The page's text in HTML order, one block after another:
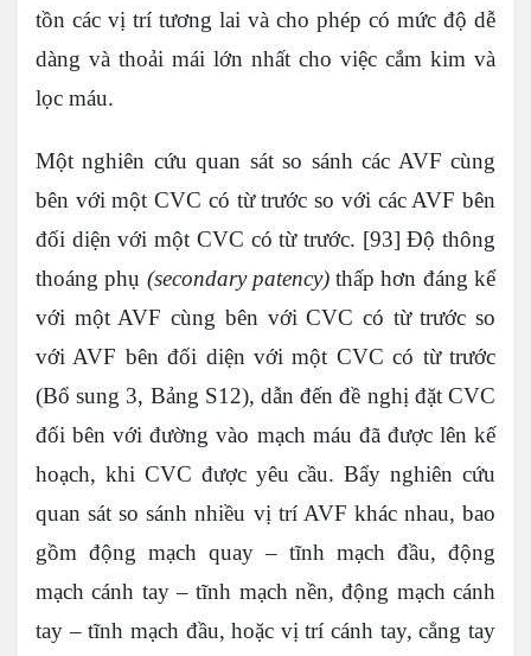
tồn các vị trí tương lai và cho phép có mức độ dễ
dàng và thoải mái lớn nhất cho việc cắm kim và
lọc máu.
Một nghiên cứu quan sát so sánh các AVF cùng
bên với một CVC có từ trước so với các AVF bên
đối diện với một CVC có từ trước. [93] Độ thông
thoáng phụ (secondary patency)thấp hơn đáng kể
với một AVF cùng bên với CVC có từ trước so
với AVF bên đối diện với một CVC có từ trước
(Bổ sung 3, Bảng S12), dẫn đến đề nghị đặt CVC
đối bên với đường vào mạch máu đã được lên kế
hoạch, khi CVC được yêu cầu. Bẩy nghiên cứu
quan sát so sánh nhiều vị trí AVF khác nhau, bao
gồm động mạch quay – tĩnh mạch đầu, động
mạch cánh tay – tĩnh mạch nền, động mạch cánh
tay – tĩnh mạch đầu, hoặc vị trí cánh tay, cẳng tay